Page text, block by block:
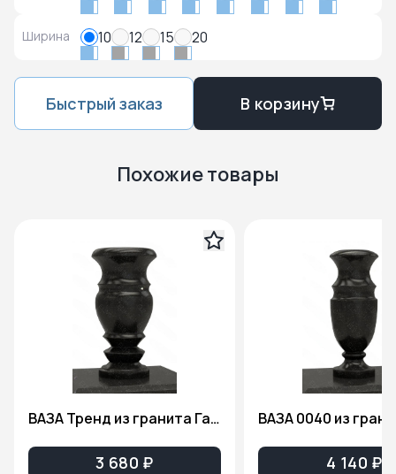
Ширина 10 12 15 20
Быстрый заказ В корзину
Похожие товары
ВАЗА Тренд из гранита Габбро Диабаз
3 680 ₽ 4 140 ₽